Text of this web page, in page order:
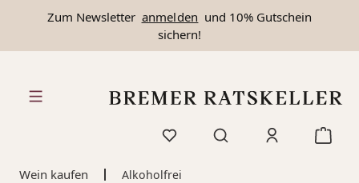
springen
Zum Newsletter anmelden und 10% Gutschein
sichern!
Wein kaufen Alkoholfrei